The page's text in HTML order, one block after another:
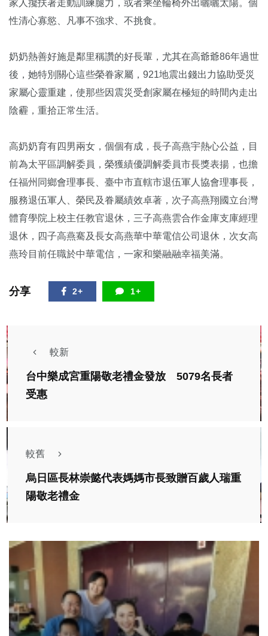
家人攙扶著走動訓練腿力，或者乘坐輪椅外出曬曬太陽。個
性清心寡慾、凡事不強求、不挑食。
奶奶熱善好施是鄰里稱讚的好長輩，尤其在高爺爺86年過世
後，她特別關心這些榮眷家屬，921地震出錢出力協助受災
家屬心靈重建，使那些因震災受創家屬在極短的時間內走出
陰霾，重拾正常生活。
高奶奶育有四男兩女，個個有成，長子高燕宇熱心公益，目
前為太平區調解委員，榮獲績優調解委員市長獎表揚，也擔
任福州同鄉會理事長、臺中市直轄市退伍軍人協會理事長，
服務退伍軍人、榮民及眷屬績效卓著，次子高燕翔國立台灣
體育學院上校主任教官退休，三子高燕雲合作金庫支庫經理
退休，四子高燕騫及長女高燕華中華電信公司退休，次女高
燕玲目前任職於中華電信，一家和樂融融幸福美滿。
分享 2+ 1+
較新
台中樂成宮重陽敬老禮金發放 5079名長者
受惠
較舊
烏日區長林崇懿代表媽媽市長致贈百歲人瑞重
陽敬老禮金